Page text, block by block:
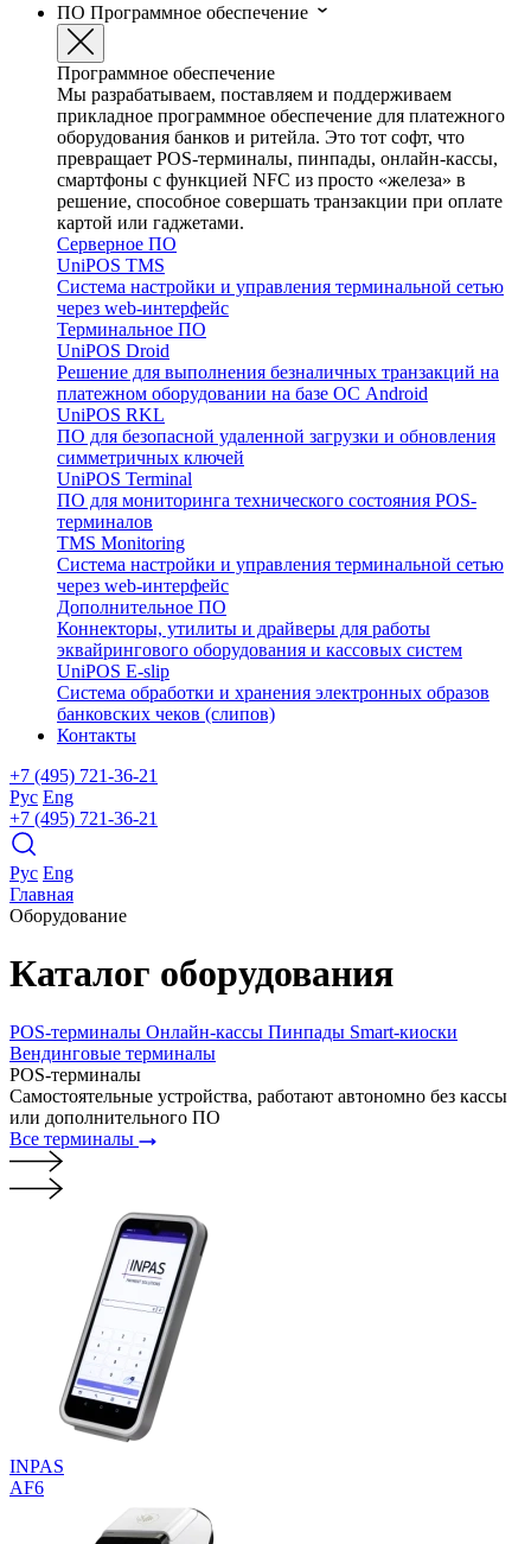
ПО Программное обеспечение
Программное обеспечение
Мы разрабатываем, поставляем и поддерживаем
прикладное программное обеспечение для платежного
оборудования банков и ритейла. Это тот софт, что
превращает POS-терминалы, пинпады, онлайн-кассы,
смартфоны с функцией NFC из просто «железа» в
решение, способное совершать транзакции при оплате
картой или гаджетами.
Серверное ПО
UniPOS TMS
Система настройки и управления терминальной сетью
через web-интерфейс
Терминальное ПО
UniPOS Droid
Решение для выполнения безналичных транзакций на
платежном оборудовании на базе ОС Android
UniPOS RKL
ПО для безопасной удаленной загрузки и обновления
симметричных ключей
UniPOS Terminal
ПО для мониторинга технического состояния POS-
терминалов
TMS Monitoring
Система настройки и управления терминальной сетью
через web-интерфейс
Дополнительное ПО
Коннекторы, утилиты и драйверы для работы
эквайрингового оборудования и кассовых систем
UniPOS E-slip
Система обработки и хранения электронных образов
банковских чеков (слипов)
Контакты
+7 (495) 721-36-21
Рус Eng
+7 (495) 721-36-21
Рус Eng
Главная
Оборудование
Каталог оборудования
POS-терминалы Онлайн-кассы Пинпады Smart-киоски
Вендинговые терминалы
POS-терминалы
Самостоятельные устройства, работают автономно без кассы
или дополнительного ПО
Все терминалы
INPAS
AF6